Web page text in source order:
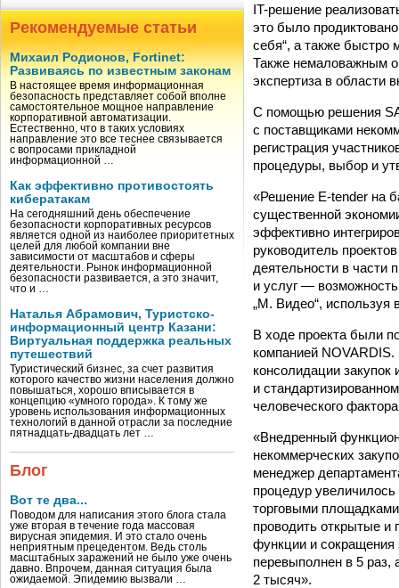
Рекомендуемые статьи
Михаил Родионов, Fortinet:
Развиваясь по известным законам
В настоящее время информационная
безопасность представляет собой вполне
самостоятельное мощное направление
корпоративной автоматизации.
Естественно, что в таких условиях
направление это все теснее связывается
с вопросами прикладной
информационной …
Как эффективно противостоять
кибератакам
На сегодняшний день обеспечение
безопасности корпоративных ресурсов
является одной из наиболее приоритетных
целей для любой компании вне
зависимости от масштабов и сферы
деятельности. Рынок информационной
безопасности развивается, а это значит,
что и …
Наталья Абрамович, Туристско-
информационный центр Казани:
Виртуальная поддержка реальных
путешествий
Туристический бизнес, за счет развития
которого качество жизни населения должно
повышаться, хорошо вписывается в
концепцию «умного города». К тому же
уровень использования информационных
технологий в данной отрасли за последние
пятнадцать-двадцать лет …
Блог
Вот те два...
Поводом для написания этого блога стала
уже вторая в течение года массовая
вирусная эпидемия. И это стало очень
неприятным прецедентом. Ведь столь
масштабных заражений не было уже очень
давно. Впрочем, данная ситуация была
ожидаемой. Эпидемию вызвали …
IT-решение
это было
себя“, а также
Также немаловажным
экспертиза в области
С помощью решения
с поставщиками
регистрация
процедуры, выбор и
«Решение E-tender на
существенной
эффективно
руководитель
деятельности в части
и услуг —
„М. Видео“, используя
В ходе проекта были
компанией NOVARDIS.
консолидации закупок
и
человеческого
«Внедренный
некоммерческих
менеджер
процедур
торговыми
проводить открытые
функции и сокращения
перевыполнен в 5 раз,
2 тысяч».